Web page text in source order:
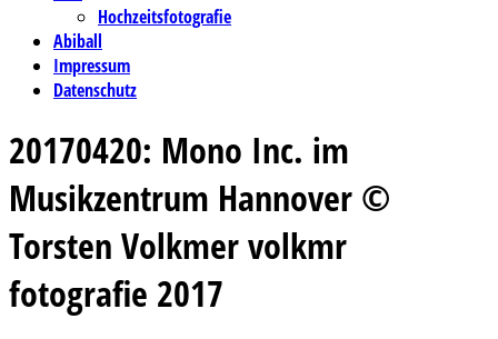
Hochzeitsfotografie
Abiball
Impressum
Datenschutz
20170420: Mono Inc. im
Musikzentrum Hannover ©
Torsten Volkmer volkmr
fotografie 2017